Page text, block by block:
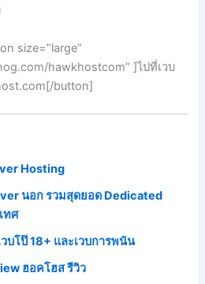
size=”large”
hawkhostcom” ]ไปที่เวบ
button]
Hosting
นอก รวมสุดยอด Dedicated
ทศ
บโป๊ 18+ และเวบการพนัน
ฮอคโฮส รีวิว